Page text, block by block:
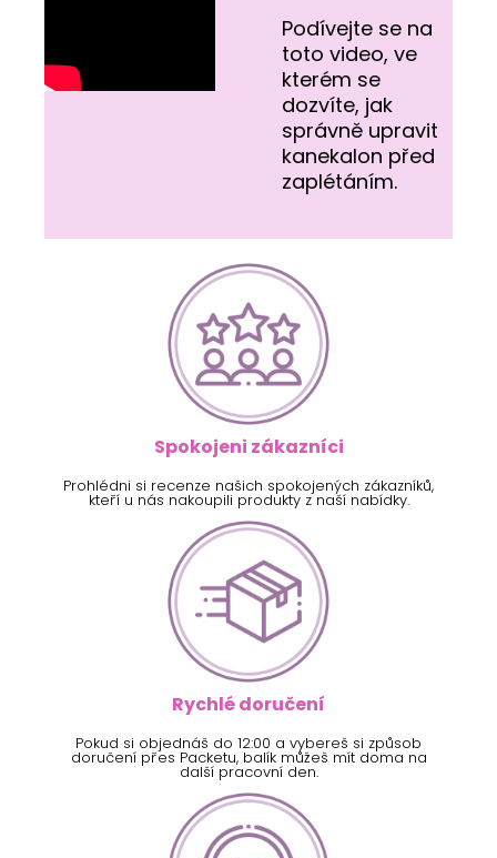
Podívejte se na
toto video, ve
kterém se
dozvíte, jak
správně upravit
kanekalon před
zaplétáním.
Spokojeni zákazníci
Prohlédni si recenze našich spokojených zákazníků,
kteří u nás nakoupili produkty z naší nabídky.
Rychlé doručení
Pokud si objednáš do 12:00 a vybereš si způsob
doručení přes Packetu, balík můžeš mít doma na
další pracovní den.